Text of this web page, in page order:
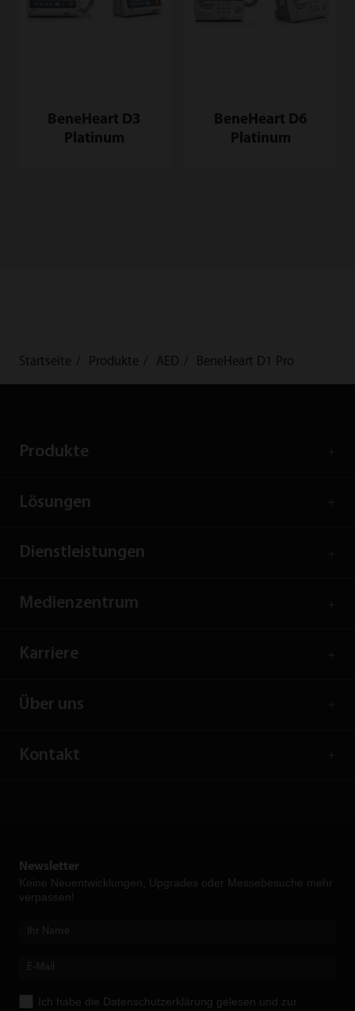
BeneHeart D3
Platinum
BeneHeart D6
Platinum
Startseite Produkte AED BeneHeart D1 Pro
Produkte
Lösungen
Dienstleistungen
Medienzentrum
Karriere
Über uns
Kontakt
Newsletter
Keine Neuent­wicklungen, Upgrades oder Messebesuche mehr
verpassen!
Ich habe die Datenschutzerklärung gelesen und zur